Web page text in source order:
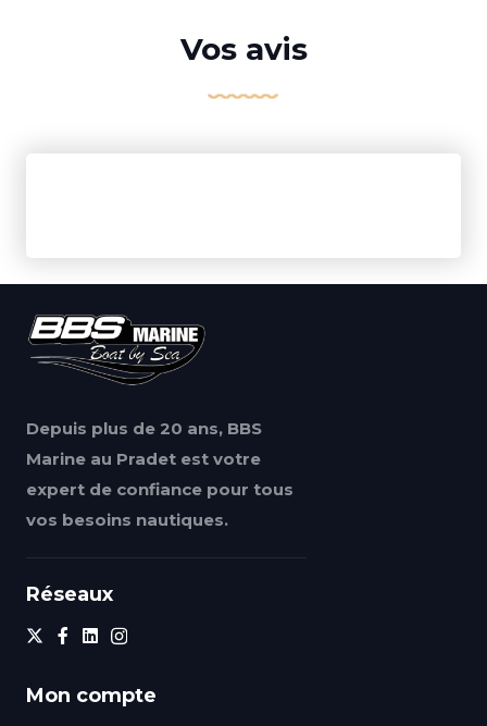
Vos avis
Depuis plus de 20 ans, BBS
Marine au Pradet est votre
expert de confiance pour tous
vos besoins nautiques.
Réseaux
Mon compte